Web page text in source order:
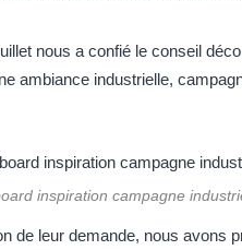
nous a confié le conseil
ambiance industrielle,
inspiration campagne
de leur demande, nous avons